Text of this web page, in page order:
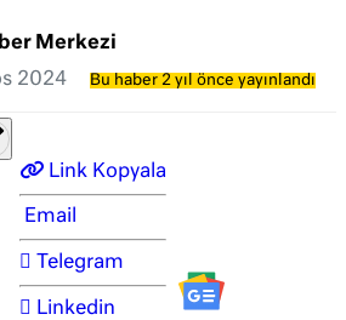
Merkezi
2024 Bu haber 2 yıl önce yayınlandı
Link Kopyala
Email
Telegram
Linkedin